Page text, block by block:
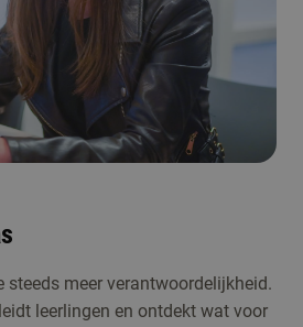
steeds meer verantwoordelijkheid.
leerlingen en ontdekt wat voor